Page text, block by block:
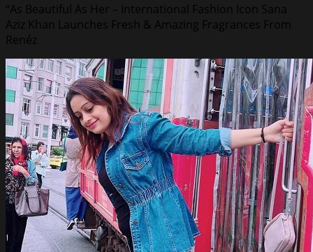
“As Beautiful As Her – International Fashion Icon Sana
Aziz Khan Launches Fresh & Amazing Fragrances From
Renéz